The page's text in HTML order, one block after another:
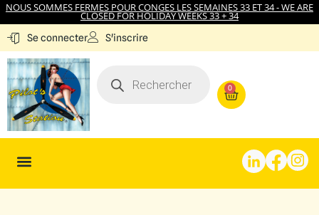
NOUS SOMMES FERMES POUR CONGES LES SEMAINES 33 ET 34 - WE ARE
CLOSED FOR HOLIDAY WEEKS 33 + 34
Se connecter S'inscrire
0